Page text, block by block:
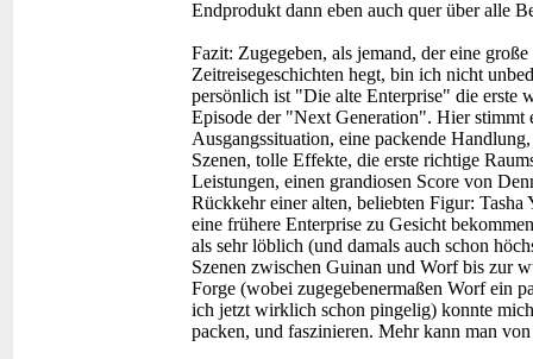
Endprodukt dann eben auch quer über alle
Fazit: Zugegeben, als jemand, der eine
Zeitreisegeschichten hegt, bin ich nicht
persönlich ist "Die alte Enterprise" die erste
Episode der "Next Generation". Hier stimmt
Ausgangssituation, eine packende
Szenen, tolle Effekte, die erste richtige
Leistungen, einen grandiosen Score von
Rückkehr einer alten, beliebten Figur:
eine frühere Enterprise zu Gesicht
als sehr löblich (und damals auch schon
Szenen zwischen Guinan und Worf bis zur
Forge (wobei zugegebenermaßen Worf ein
ich jetzt wirklich schon pingelig) konnte
packen, und faszinieren. Mehr kann man